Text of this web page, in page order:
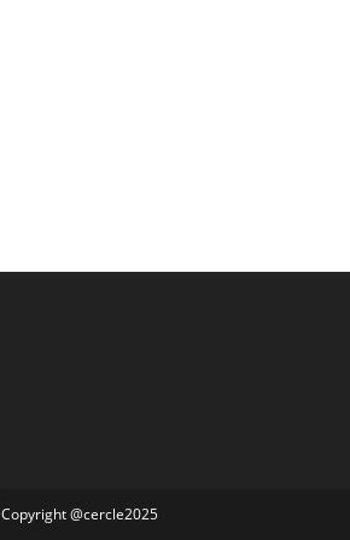
Copyright @cercle2025